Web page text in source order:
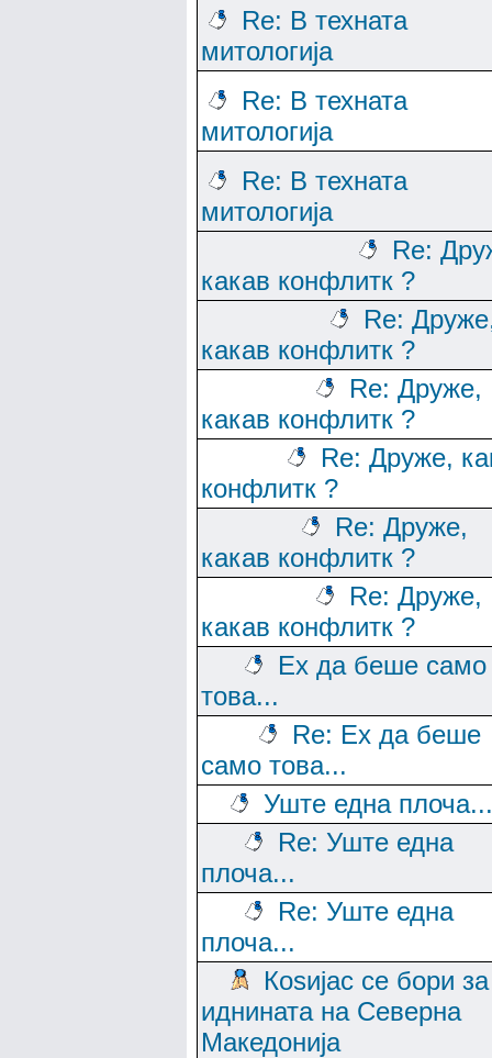
Re: В техната
митологија
Re: В техната
митологија
Re: В техната
митологија
Re:
какав конфлитк ?
Re:
какав конфлитк ?
Re: Друже,
какав конфлитк ?
Re: Друже,
конфлитк ?
Re: Друже,
какав конфлитк ?
Re: Друже,
какав конфлитк ?
Ех да беше само
това...
Re: Ех да беше
само това...
Уште една плоча...
Re: Уште една
плоча...
Re: Уште една
плоча...
Коѕијас се бори за
иднината на Северна
Македонија